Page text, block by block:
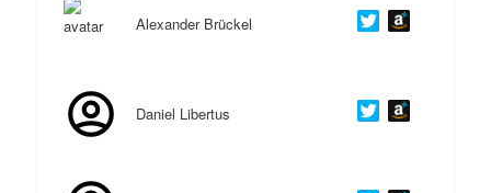
Alexander Brückel
Daniel Libertus